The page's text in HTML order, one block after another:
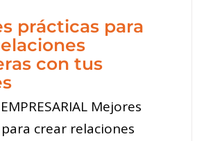
prácticas para
con tus
Mejores
crear relaciones